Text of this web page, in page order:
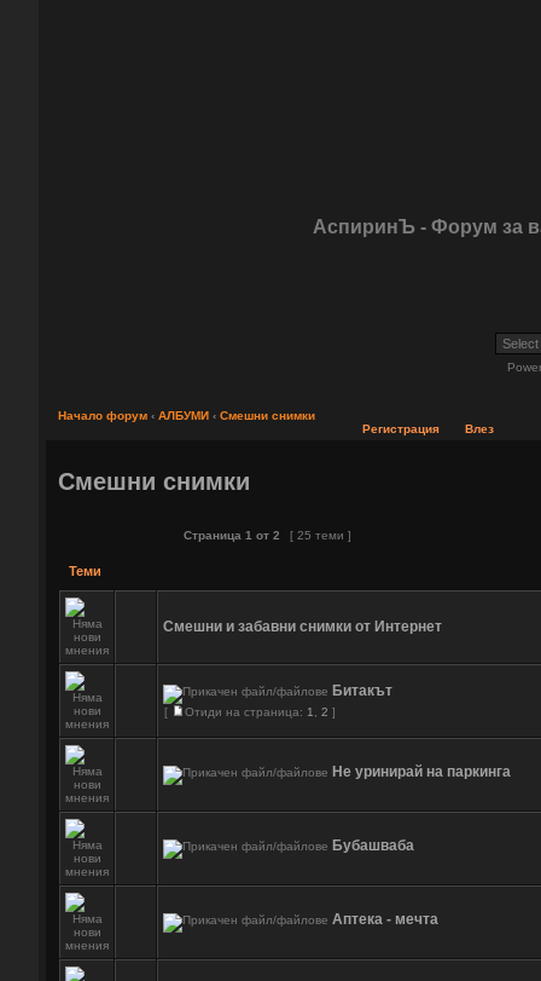
АспиринЪ - Форум за
Начало форум ‹ АЛБУМИ ‹ Смешни снимки
Регистрация
Влез
Смешни снимки
Страница 1 от 2 [ 25 теми ]
Теми
Смешни и забавни снимки от Интернет
Битакът
[ Отиди на страница: 1 2 ]
Не уринирай на паркинга
Бубашваба
Аптека - мечта